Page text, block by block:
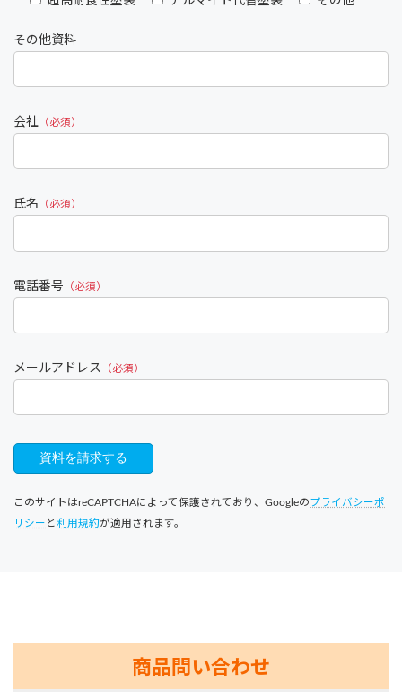
その他資料
会社 （必須）
氏名 （必須）
電話番号 （必須）
メールアドレス （必須）
このサイトはreCAPTCHAによって保護されており、Googleの プライバシーポ
リシー と利用規約が適用されます。
商品問い合わせ